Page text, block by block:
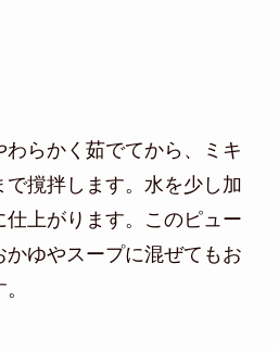
らかく茹でてから、ミキ
撹拌します。水を少し加
仕上がります。このピュー
かゆやスープに混ぜてもお